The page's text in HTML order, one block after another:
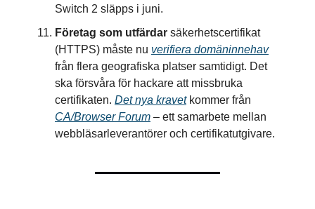
Switch 2 släpps i juni.
Företag som utfärdar säkerhetscertifikat
(HTTPS) måste nu verifiera domäninnehav
från flera geografiska platser samtidigt. Det
ska försvåra för hackare att missbruka
certifikaten. Det nya kravetkommer från
CA/Browser Forum – ett samarbete mellan
webbläsarleverantörer och certifikatutgivare.